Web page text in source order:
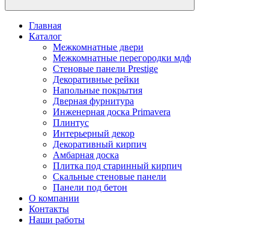
Главная
Каталог
Межкомнатные двери
Межкомнатные перегородки мдф
Стеновые панели Prestige
Декоративные рейки
Напольные покрытия
Дверная фурнитура
Инженерная доска Primavera
Плинтус
Интерьерный декор
Декоративный кирпич
Амбарная доска
Плитка под старинный кирпич
Скальные стеновые панели
Панели под бетон
О компании
Контакты
Наши работы